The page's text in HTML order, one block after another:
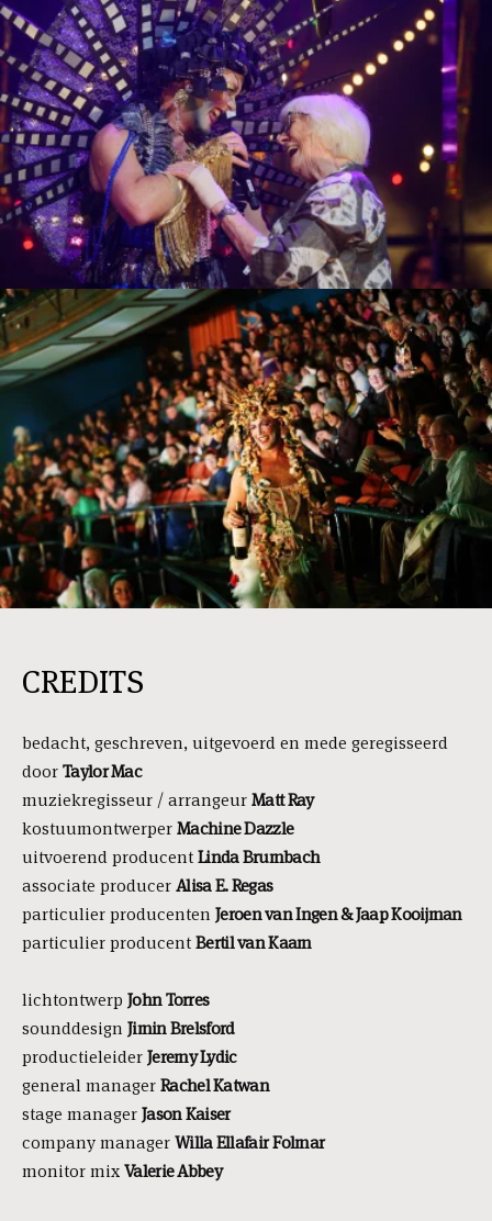
CREDITS
bedacht, geschreven, uitgevoerd en mede geregisseerd
doorTaylor Mac
muziekregisseur / arrangeurMatt Ray
kostuumontwerperMachine Dazzle
uitvoerend producentLinda Brumbach
associate producerAlisa E. Regas
particulier producenten Jeroen van Ingen & Jaap Kooijman
particulier producentBertil van Kaam
lichtontwerp John Torres
sounddesign Jimin Brelsford
productieleiderJeremy Lydic
general managerRachel Katwan
stage managerJason Kaiser
company managerWilla Ellafair Folmar
monitor mixValerie Abbey